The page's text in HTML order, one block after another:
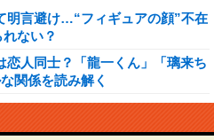
明言避け…“フィギュアの顔”不在
ない？
人同士？「龍一くん」「璃来ち
関係を読み解く